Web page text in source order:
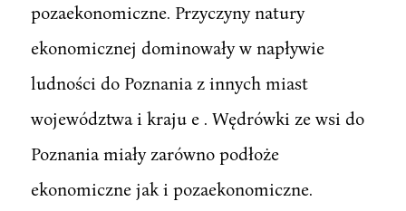
pozaekonomiczne. Przyczyny natury
ekonomicznej dominowały w napływie
ludności do Poznania z innych miast
województwa i kraju e . Wędrówki ze wsi do
Poznania miały zarówno podłoże
ekonomiczne jak i pozaekonomiczne.